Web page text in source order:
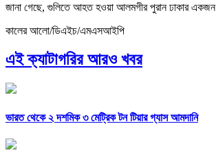
জানা গেছে, গুলিতে আহত হওয়া আলমগীর ‍পুরান ঢাকার একজন
কালের আলো/ডিএইচ/এমএসআইপি
এই ক্যাটাগরির আরও খবর
ভারত থেকে ২ দশমিক ৩ মেট্রিক টন টিয়ার গ্যাস আমদানি